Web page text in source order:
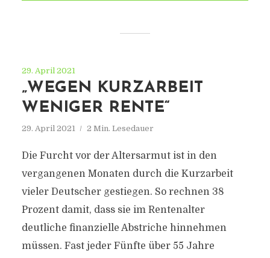
29. April 2021
„WEGEN KURZARBEIT
WENIGER RENTE“
29. April 2021 2 Min. Lesedauer
Die Furcht vor der Altersarmut ist in den
vergangenen Monaten durch die Kurzarbeit
vieler Deutscher gestiegen. So rechnen 38
Prozent damit, dass sie im Rentenalter
deutliche finanzielle Abstriche hinnehmen
müssen. Fast jeder Fünfte über 55 Jahre